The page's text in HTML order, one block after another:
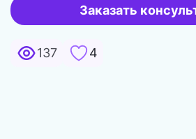
Заказать
137 4